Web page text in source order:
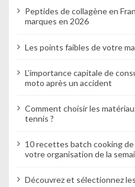
Peptides de collagène en
marques en 2026
Les points faibles de votre
L’importance capitale de
moto après un accident
Comment choisir les
tennis ?
10 recettes batch cooking
votre organisation de la
Découvrez et sélectionnez